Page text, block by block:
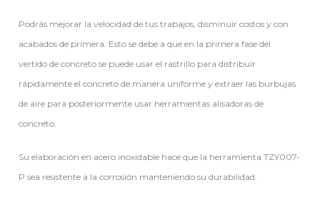
Podrás mejorar la velocidad de tus trabajos, disminuir costos y con
acabados de primera. Esto se debe a que en la primera fase del
vertido de concreto se puede usar el rastrillo para distribuir
rápidamente el concreto de manera uniforme y extraer las burbujas
de aire para posteriormente usar herramientas alisadoras de
concreto.
Su elaboración en acero inoxidable hace que la herramienta TZY007-
P sea resistente a la corrosión manteniendo su durabilidad.